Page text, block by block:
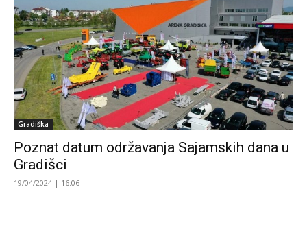
Gradiška
Poznat datum održavanja Sajamskih dana u
Gradišci
19/04/2024 | 16:06